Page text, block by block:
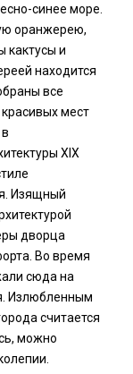
синее море.
оранжерею,
кактусы и
находится
все
мест
ΧΙΧ
Изящный
дворца
Во время
сюда на
Излюбленным
считается
можно